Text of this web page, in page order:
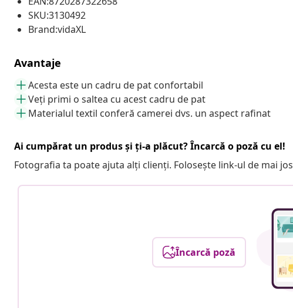
SKU:3130492
Brand:vidaXL
Avantaje
Acesta este un cadru de pat confortabil
Veți primi o saltea cu acest cadru de pat
Materialul textil conferă camerei dvs. un aspect rafinat
Ai cumpărat un produs și ți-a plăcut? Încarcă o poză cu el!
Fotografia ta poate ajuta alți clienți. Folosește link-ul de mai
Încarcă poză